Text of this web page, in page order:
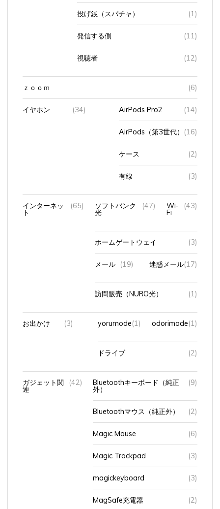
投げ銭（スパチャ） (1)
発信する側 (11)
視聴者 (12)
ｚｏｏｍ (6)
イヤホン (34) AirPods Pro2 (14)
AirPods（第3世代） (16)
ケース (2)
有線 (3)
インターネッ
ト
(65) ソフトバンク
光
(47) Wi-
Fi
(43)
ホームゲートウェイ (3)
メール (19) 迷惑メール(17)
訪問販売（NURO光） (1)
お出かけ (3) yorumode(1) odorimode(1)
ドライブ (2)
ガジェット関
連
(42) Bluetoothキーボード（純正
外）
(9)
Bluetoothマウス（純正外） (2)
Magic Mouse (6)
Magic Trackpad (3)
magickeyboard (3)
MagSafe充電器 (2)